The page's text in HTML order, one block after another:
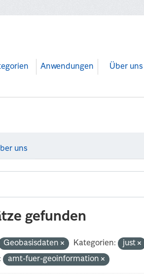
Anwendungen Über uns
uns
gefunden
Geobasisdaten Kategorien:
just
amt-fuer-geoinformation